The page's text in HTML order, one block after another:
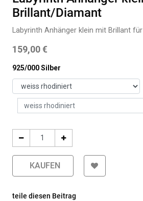
Brillant/Diamant
Labyrinth Anhänger klein mit Brillant
159,00€
925/000 Silber
KAUFEN
teile diesen Beitrag